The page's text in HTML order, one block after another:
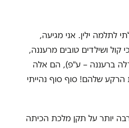
לתלמה ילין. אני מגיעה,
קול ושילדים טובים מרעננה,
ברעננה – ע"פ), הם אלה
שלהם! סוף סוף נהייתי
יותר על תקן מלכת הכיתה